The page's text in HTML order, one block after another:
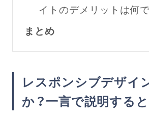
イトのデメリットは何
まとめ
レスポンシブデザイ
か？一言で説明すると